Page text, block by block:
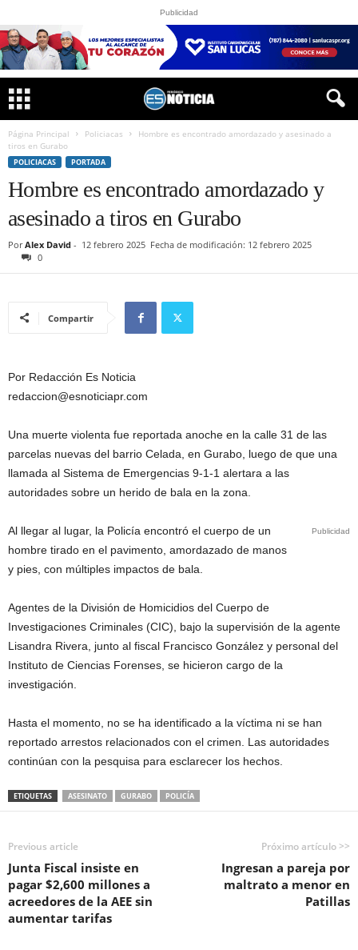
Publicidad
Página Principal Policiacas
Hombre es encontrado amordazado y asesinado a
tiros en Gurabo
POLICIACAS PORTADA
Hombre es encontrado amordazado y
asesinado a tiros en Gurabo
Por Alex David - 12 febrero 2025 Fecha de modificación: 12 febrero 2025
0
Compartir
Por Redacción Es Noticia
redaccion@esnoticiapr.com
Una muerte violenta fue reportada anoche en la calle 31 de las
parcelas nuevas del barrio Celada, en Gurabo, luego de que una
llamada al Sistema de Emergencias 9-1-1 alertara a las
autoridades sobre un herido de bala en la zona.
Publicidad
Al llegar al lugar, la Policía encontró el cuerpo de un
hombre tirado en el pavimento, amordazado de manos
y pies, con múltiples impactos de bala.
Agentes de la División de Homicidios del Cuerpo de
Investigaciones Criminales (CIC), bajo la supervisión de la agente
Lisandra Rivera, junto al fiscal Francisco González y personal del
Instituto de Ciencias Forenses, se hicieron cargo de la
investigación.
Hasta el momento, no se ha identificado a la víctima ni se han
reportado arrestos relacionados con el crimen. Las autoridades
continúan con la pesquisa para esclarecer los hechos.
ETIQUETAS ASESINATO GURABO POLICÍA
Previous article
Junta Fiscal insiste en
pagar $2,600 millones a
acreedores de la AEE sin
aumentar tarifas
Próximo artículo >>
Ingresan a pareja por
maltrato a menor en
Patillas